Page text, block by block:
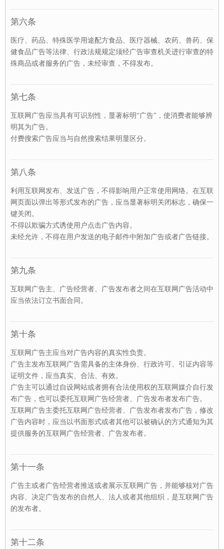
第六条
医疗、药品、特殊医学用途配方食品、医疗器械、农药、兽药、保
健食品广告等法律、行政法规规定须经广告审查机关进行审查的特
殊商品或者服务的广告，未经审查，不得发布。
第七条
互联网广告应当具有可识别性，显著标明“广告”，使消费者能够辨
明其为广告。
付费搜索广告应当与自然搜索结果明显区分。
第八条
利用互联网发布、发送广告，不得影响用户正常使用网络。在互联
网页面以弹出等形式发布的广告，应当显著标明关闭标志，确保一
键关闭。
不得以欺骗方式诱使用户点击广告内容。
未经允许，不得在用户发送的电子邮件中附加广告或者广告链接。
第九条
互联网广告主、广告经营者、广告发布者之间在互联网广告活动中
应当依法订立书面合同。
第十条
互联网广告主应当对广告内容的真实性负责。
广告主发布互联网广告需具备的主体身份、行政许可、引证内容等
证明文件，应当真实、合法、有效。
广告主可以通过自设网站或者拥有合法使用权的互联网媒介自行发
布广告，也可以委托互联网广告经营者、广告发布者发布广告。
互联网广告主委托互联网广告经营者、广告发布者发布广告，修改
广告内容时，应当以书面形式或者其他可以被确认的方式通知为其
提供服务的互联网广告经营者、广告发布者。
第十一条
广告主或者广告经营者推送或者展示互联网广告，并能够核对广告
内容、决定广告发布的自然人、法人或者其他组织，是互联网广告
的发布者。
第十二条